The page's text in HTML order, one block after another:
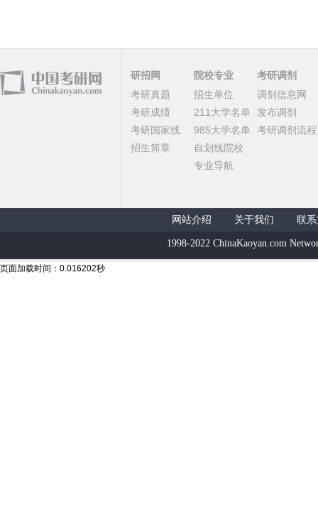
研招网
考研真题
考研成绩
考研国家线
招生简章
院校专业
招生单位
211大学名单
985大学名单
自划线院校
专业导航
考研调剂
调剂信息网
发布调剂
考研调剂流程
网站介绍 关于我们 联
1998-2022 ChinaKaoyan.com
页面加载时间：0.016202秒